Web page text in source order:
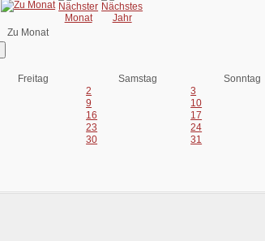
Zu Monat
Freitag Samstag
Sonntag
2
3
9
10
16
17
23
24
30
31